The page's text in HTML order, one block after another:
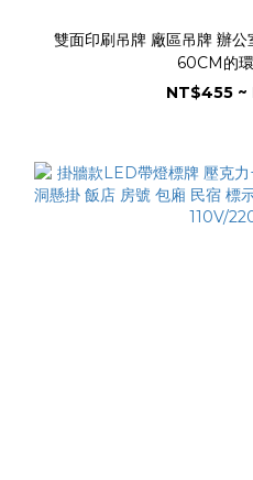
雙面印刷吊牌 廠區吊牌 辦
60CM的
NT$455 ~